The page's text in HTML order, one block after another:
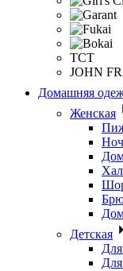
ТСТ
JOHN
Домашняя
Женская
Детская
Для
Для